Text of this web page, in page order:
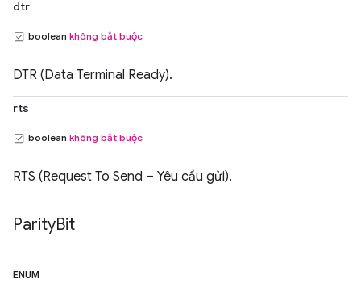
dtr
boolean không bắt buộc
DTR (Data Terminal Ready).
rts
boolean không bắt buộc
RTS (Request To Send – Yêu cầu gửi).
ParityBit
ENUM